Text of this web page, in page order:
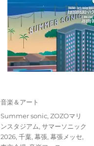
投
日:
カ
ー
音楽＆アート
タ
グ
Summer sonic, ZOZOマリ
ンスタジアム, サマーソニック
2026, 千葉, 幕張, 幕張メッセ,